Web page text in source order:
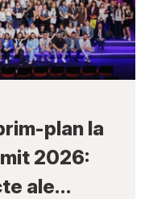
plan la
2026:
ale